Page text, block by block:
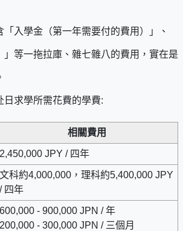
「入學金（第一年需要付的費用）」、
」等一拖拉庫、雜七雜八的費用，實在是
日求學所需花費的學費:
相關費用
2,450,000 JPY / 四年
文科約4,000,000，理科約5,400,000 JPY
/ 四年
600,000 - 900,000 JPN / 年
200,000 - 300,000 JPN / 三個月